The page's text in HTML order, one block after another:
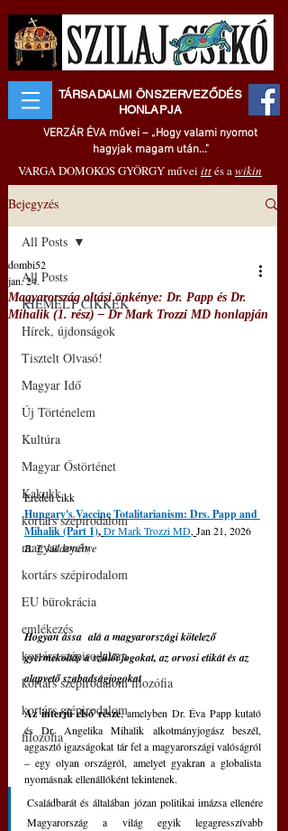
TÁRSADALMI ÖNSZERVEZŐDÉS
HONLAPJA
VERZÁR ÉVA művei – „Hogy valami nyomot
hagyjak magam után..."
VARGA DOMOKOS GYÖRGY művei ittés awikin
Bejegyzés
All Posts
KIEMELT CIKKEK
Hírek, újdonságok
Tisztelt Olvasó!
Magyar Idő
Új Történelem
Kultúra
Magyar Őstörténet
Kakukk
kortárs szépirodalom
magyar nyelv
kortárs szépirodalom
EU bürokrácia
emlékezés
kortárs szépirodalom
kortárs szépirodalom filozófia
kortárs szépirodalom
filozófia
All Posts
Magyarország oltási önkénye: Dr. Papp és Dr.
Mihalik (1. rész) ‒ Dr Mark Trozzi MD honlapján
dombi52
jan. 24.
Eredeti cikk
Hungary's Vaccine Totalitarianism: Drs. Papp and
Mihalik (Part 1), Dr Mark Trozzi MD, Jan 21, 2026
B. T. küldeménye
Hogyan ássa  alá a magyarországi kötelező
gyermekoltás a szülői jogokat, az orvosi etikát és az
alapvető szabadságjogokat
Az interjú első része, amelyben Dr. Éva Papp kutató
és Dr. Angelika Mihalik alkotmányjogász beszél,
aggasztó igazságokat tár fel a magyarországi valóságról
– egy olyan országról, amelyet gyakran a globalista
nyomásnak ellenállóként tekintenek.
Családbarát és általában józan politikai imázsa ellenére
Magyarország a világ egyik legagresszívabb